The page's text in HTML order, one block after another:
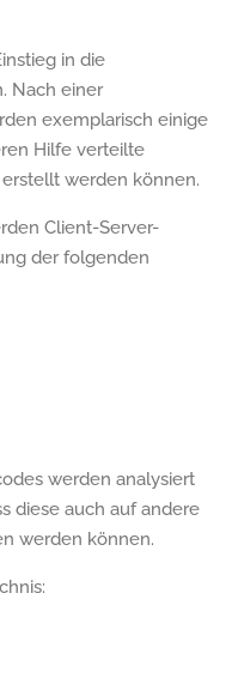
in die
Nach einer
exemplarisch einige
Hilfe verteilte
werden können.
Client-Server-
der folgenden
werden analysiert
diese auch auf andere
werden können.